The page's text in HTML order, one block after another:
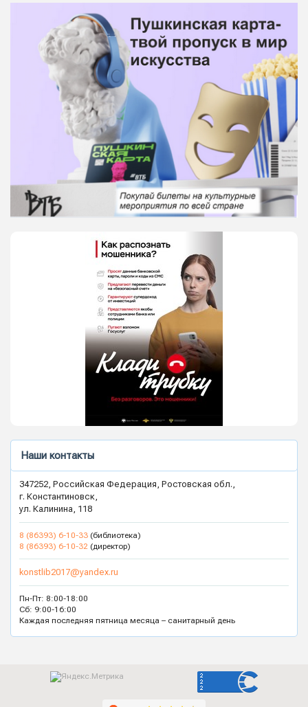
Наши контакты
347252, Российская Федерация, Ростовская обл.,
г. Константиновск,
ул. Калинина, 118
8 (86393) 6-10-33 (библиотека)
8 (86393) 6-10-32 (директор)
konstlib2017@yandex.ru
Пн-Пт: 8:00-18:00
Сб: 9:00-16:00
Каждая последняя пятница месяца – санитарный день